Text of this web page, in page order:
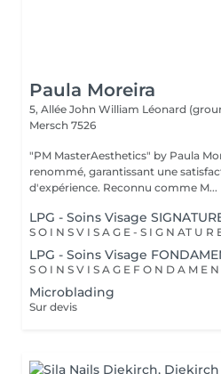
Paula Moreira
5, Allée John William Léonard
Mersch 7526
"PM MasterAesthetics" by Paula
renommé, garantissant une
d'expérience. Reconnu comme M...
LPG - Soins Visage
LPG - Soins Visage
Microblading
Sur devis